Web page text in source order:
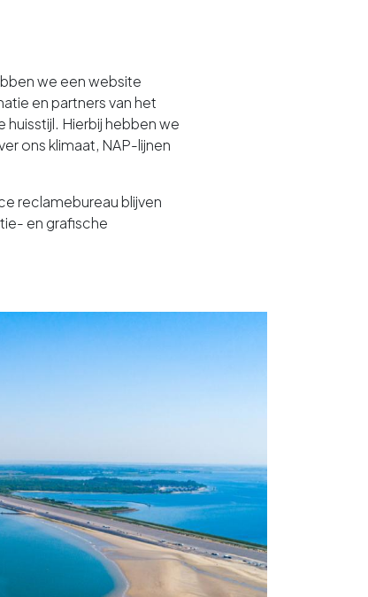
we een website
en partners van het
Hierbij hebben we
ons klimaat, NAP-lijnen
reclamebureau blijven
en grafische